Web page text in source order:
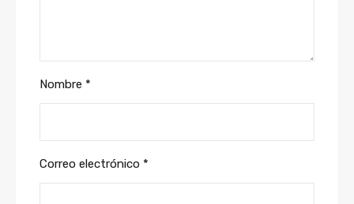
Nombre *
Correo electrónico *